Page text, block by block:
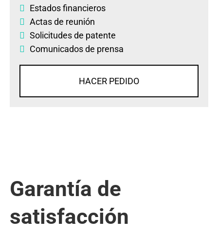
Estados financieros
Actas de reunión
Solicitudes de patente
Comunicados de prensa
HACER PEDIDO
Garantía de
satisfacción